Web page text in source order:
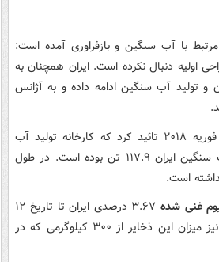
با آب سنگین و بازفراوری آمده است:
اولیه دنبال نکرده است. ایران همچنان به
و تولید آب سنگین ادامه داده و به آژانس
این گزارش اعلام می کند که آژانس در تاریخ ۱۱ فوریه ۲۰۱۸ تائید کرد که کارخانه تولید آب
سنگین (HWPP) در حال فعالیت بوده و ذخایر آب سنگین ایران ۱۱۷.۹ تن بوده است. در طول
غنی شده
۳.۶۷ درصدی ایران تا تاریخ ۱۲
فوریه ۱۰۹.۵ کیلوگرم بوده و در طول دوره گزارش نیز میزان این ذخایر از ۳۰۰ کیلوگرمی که در